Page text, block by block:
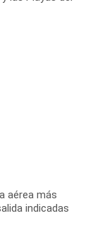
aérea más
indicadas